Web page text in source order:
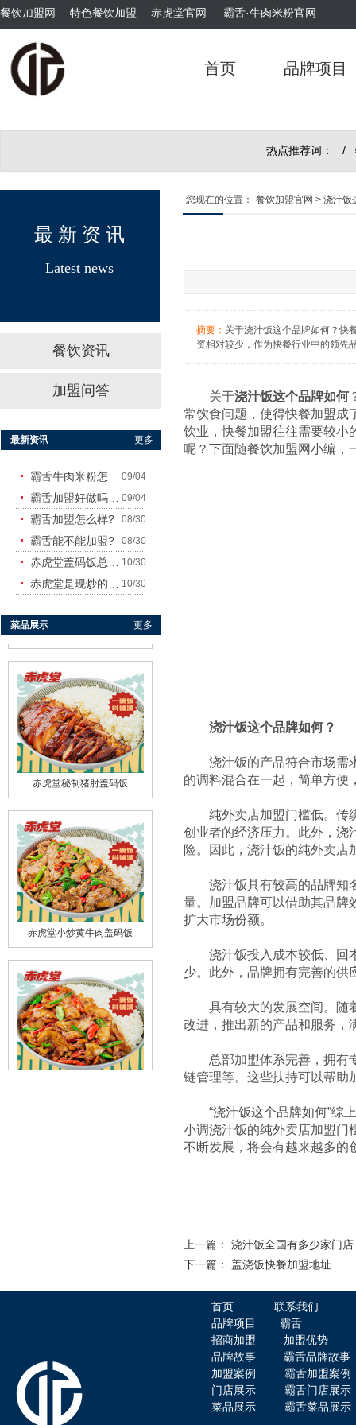
首页 品牌项目
餐饮加盟网 特色餐饮加盟 赤虎堂官网 霸舌·牛肉米粉官网
餐饮资讯
加盟问答
最 新 资 讯
Latest news
热点推荐词： /
摘要： 关于浇汁饭这个品牌如何？快
资相对较少，作为快餐行业中的领先
关于浇汁饭这个品牌如何
常饮食问题，使得快餐加盟成
饮业，快餐加盟往往需要较小
呢？下面随餐饮加盟网小编，
浇汁饭这个品牌如何？
浇汁饭的产品符合市场需求
的调料混合在一起，简单方便
纯外卖店加盟门槛低。传统
创业者的经济压力。此外，浇
险。因此，浇汁饭的纯外卖店
浇汁饭具有较高的品牌知名
量。加盟品牌可以借助其品牌
扩大市场份额。
浇汁饭投入成本较低、回本
少。此外，品牌拥有完善的供
具有较大的发展空间。随着
改进，推出新的产品和服务，
总部加盟体系完善，拥有专
链管理等。这些扶持可以帮助
“浇汁饭这个品牌如何”综上
小调浇汁饭的纯外卖店加盟门
不断发展，将会有越来越多的
上一篇： 浇汁饭全国有多少家门店
下一篇： 盖浇饭快餐加盟地址
最新资讯 更多
09/04
09/04
霸舌加盟怎么样? 08/30
霸舌能不能加盟? 08/30
10/30
10/30
菜品展示 更多
霸舌酸汤肥牛粉
霸舌酸菜牛肉米粉
赤虎堂干豆角烧肉盖码饭
赤虎堂肉末豆角盖码饭
您现在的位置： -餐饮加盟官网 > 浇汁饭
首页
联系我们
品牌项目
霸舌
招商加盟
加盟优势
品牌故事
霸舌品牌故事
加盟案例
霸舌加盟案例
门店展示
霸舌门店展示
菜品展示
霸舌菜品展示